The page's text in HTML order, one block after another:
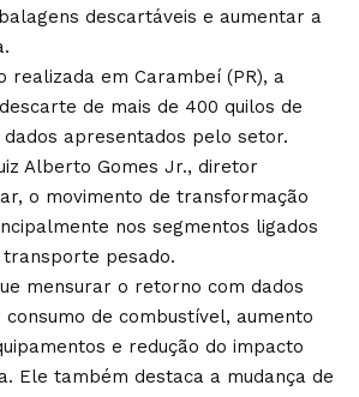
descartáveis e aumentar a
realizada em Carambeí (PR), a
de mais de 400 quilos de
dados apresentados pelo setor.
Alberto Gomes Jr., diretor
o movimento de transformação
nos segmentos ligados
pesado.
mensurar o retorno com dados
de combustível, aumento
e redução do impacto
Ele também destaca a mudança de